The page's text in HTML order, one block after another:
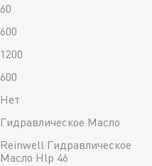
60
600
1200
600
Нет
Гидравлическое Масло
Reinwell Гидравлическое
Масло Hlp 46